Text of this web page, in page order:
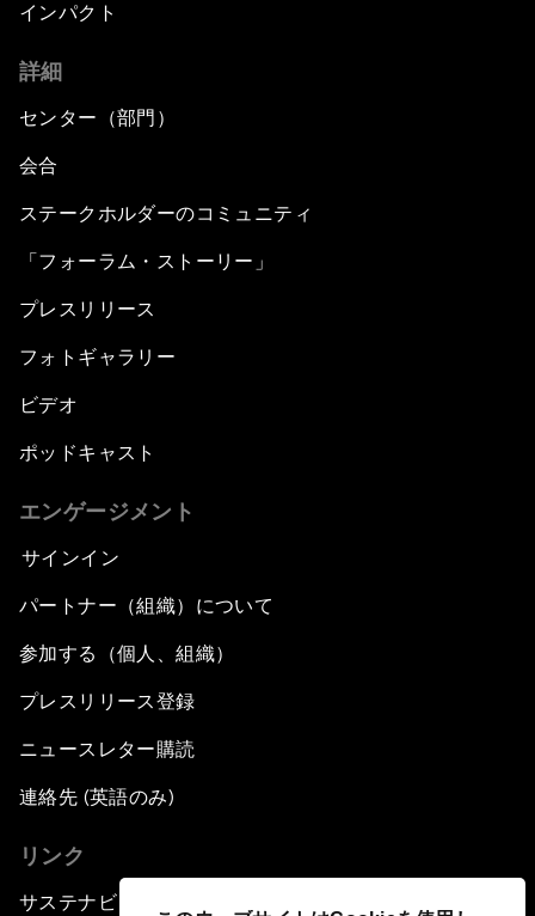
インパクト
詳細
センター（部門）
会合
ステークホルダーのコミュニティ
「フォーラム・ストーリー」
プレスリリース
フォトギャラリー
ビデオ
ポッドキャスト
エンゲージメント
サインイン
パートナー（組織）について
参加する（個人、組織）
プレスリリース登録
ニュースレター購読
連絡先 (英語のみ)
リンク
サステナビリティへの取り組み